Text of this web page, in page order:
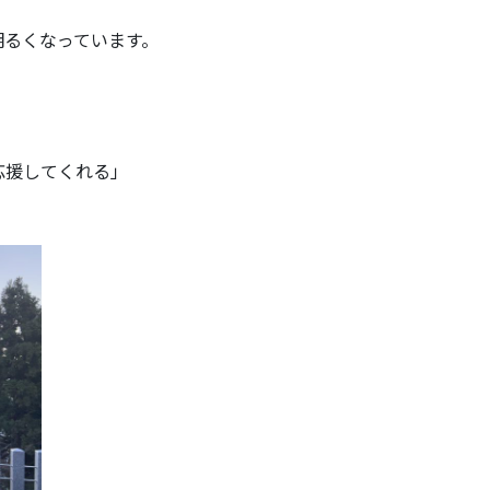
くなっています。
してくれる」